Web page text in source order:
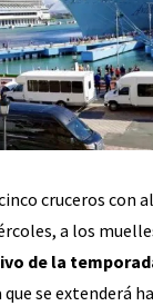
cruceros con
a los
de la
se extenderá